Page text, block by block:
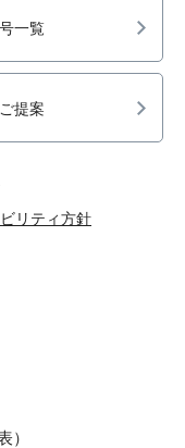
一覧
提案
リティ方針
）